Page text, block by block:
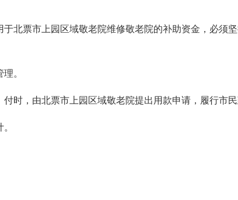
北票市上园区域敬老院维修敬老院的补助资金，必须
。
时，由北票市上园区域敬老院提出用款申请，履行市民